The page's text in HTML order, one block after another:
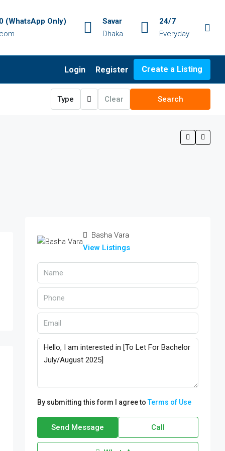
(WhatsApp Only)
Savar
Dhaka
24/7
Everyday
Login Register Create a Listing
Type Clear Search
Basha Vara
View Listings
By submitting this form I agree toTerms of Use
Send Message Call